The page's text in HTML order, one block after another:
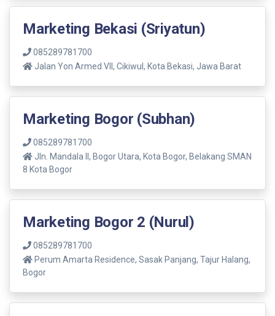
Marketing Bekasi (Sriyatun)
085289781700
Jalan Yon Armed VII, Cikiwul, Kota Bekasi, Jawa Barat
Marketing Bogor (Subhan)
085289781700
Jln. Mandala ll, Bogor Utara, Kota Bogor, Belakang SMAN
8 Kota Bogor
Marketing Bogor 2 (Nurul)
085289781700
Perum Amarta Residence, Sasak Panjang, Tajur Halang,
Bogor